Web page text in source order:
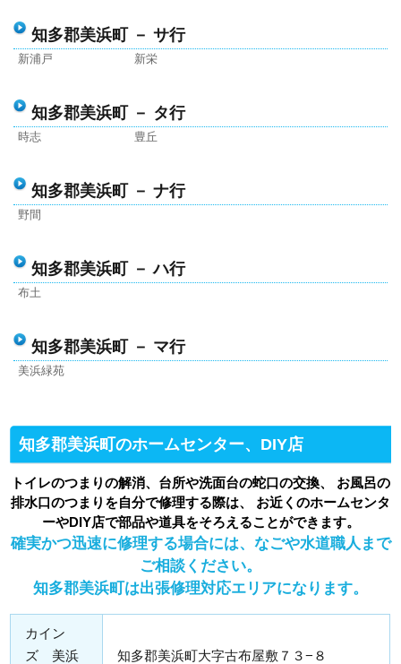
知多郡美浜町 － サ行
新浦戸 新栄
知多郡美浜町 － タ行
時志 豊丘
知多郡美浜町 － ナ行
野間
知多郡美浜町 － ハ行
布土
知多郡美浜町 － マ行
美浜緑苑
知多郡美浜町のホームセンター、DIY店
トイレのつまりの解消、台所や洗面台の蛇口の交換、 お風呂の
排水口のつまりを自分で修理する際は、 お近くのホームセンタ
ーやDIY店で部品や道具をそろえることができます。
確実かつ迅速に修理する場合には、なごや水道職人まで
ご相談ください。
知多郡美浜町は出張修理対応エリアになります。
カイン
ズ 美浜
知多郡美浜町大字古布屋敷７３−８